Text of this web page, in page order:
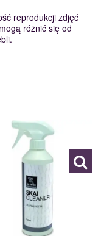
reprodukcji zdjęć
różnić się od
SKAI CLEANER
114204